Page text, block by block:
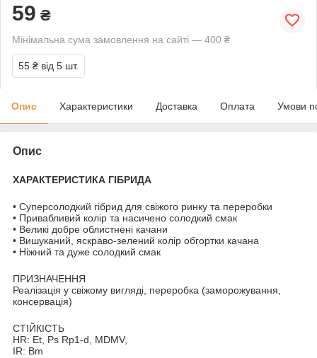
59 ₴
Мінімальна сума замовлення на сайті — 400 ₴
55 ₴ від 5 шт.
Опис Характеристики Доставка Оплата Умови
Опис
ХАРАКТЕРИСТИКА ГІБРИДА
• Суперсолодкий гібрид для свіжого ринку та переробки
• Привабливий колір та насичено солодкий смак
• Великі добре облистнені качани
• Вишуканий, яскраво-зелений колір обгортки качана
• Ніжний та дуже солодкий смак
ПРИЗНАЧЕННЯ
Реалізація у свіжому вигляді, переробка (заморожування,
консервація)
СТІЙКІСТЬ
HR: Et, Ps Rp1-d, MDMV,
IR: Bm